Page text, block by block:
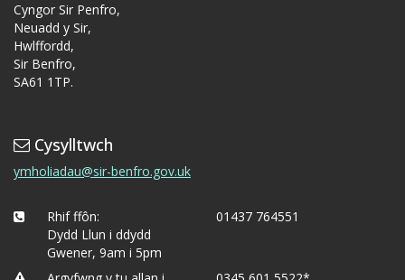
Cyngor Sir Penfro,
Neuadd y Sir,
Hwlffordd,
Sir Benfro,
SA61 1TP.
Cysylltwch
ymholiadau@sir-benfro.gov.uk
Rhif ffôn:
Dydd Llun i ddydd
Gwener, 9am i 5pm
01437 764551